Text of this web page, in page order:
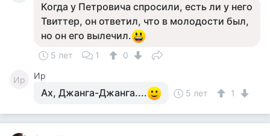
Когда у Петровича спросили, есть ли у него
Твиттер, он ответил, что в молодости был,
но он его вылечил.
5 лет 1 0
Ир Ир
Ах, Джанга-Джанга.... 5 лет 1